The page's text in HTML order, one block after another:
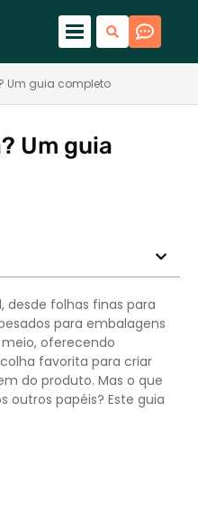
Um guia completo
Um guia
desde folhas finas para
​​para embalagens
oferecendo
favorita para criar
do produto. Mas o que
outros papéis? Este guia